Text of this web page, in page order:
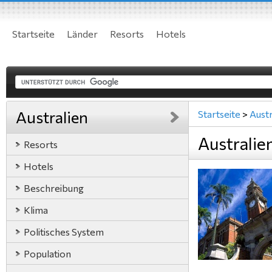
Startseite Länder Resorts Hotels
Australien
Resorts
Hotels
Beschreibung
Klima
Politisches System
Population
Startseite >